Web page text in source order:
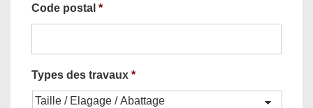
Code postal *
Types des travaux *